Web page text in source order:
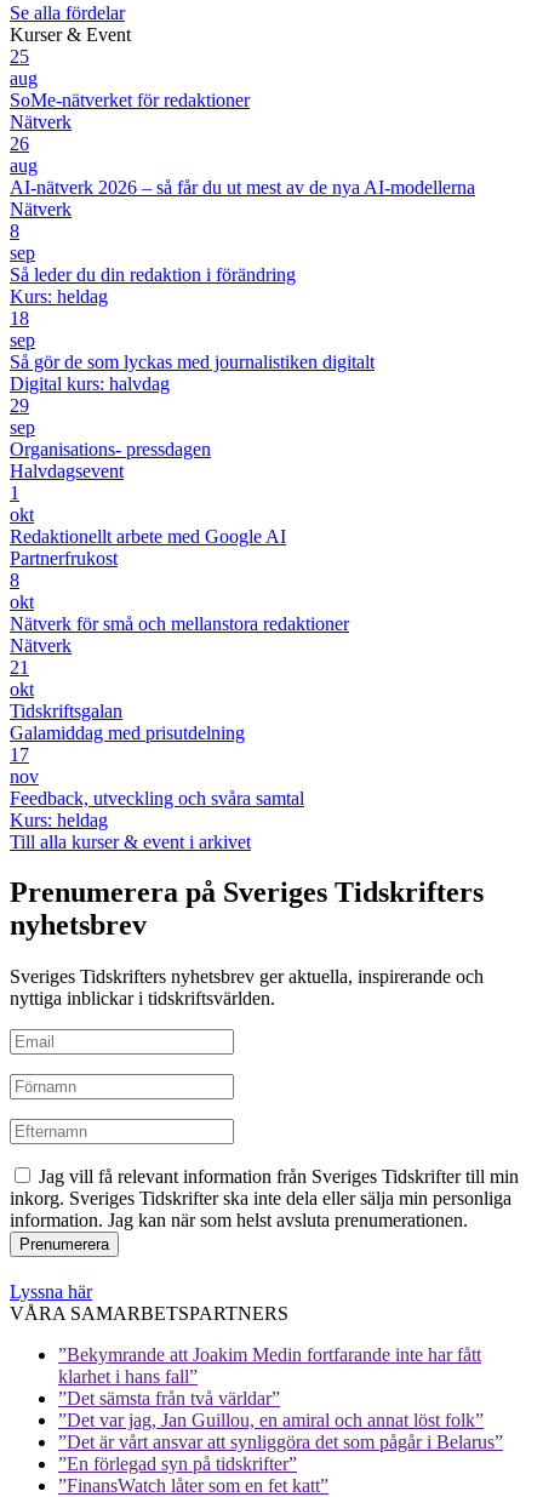
Se alla fördelar
Kurser & Event
25
aug
SoMe-nätverket för redaktioner
Nätverk
26
aug
AI-nätverk 2026 – så får du ut mest av de nya AI-modellerna
Nätverk
8
sep
Så leder du din redaktion i förändring
Kurs: heldag
18
sep
Så gör de som lyckas med journalistiken digitalt
Digital kurs: halvdag
29
sep
Organisations- pressdagen
Halvdagsevent
1
okt
Redaktionellt arbete med Google AI
Partnerfrukost
8
okt
Nätverk för små och mellanstora redaktioner
Nätverk
21
okt
Tidskriftsgalan
Galamiddag med prisutdelning
17
nov
Feedback, utveckling och svåra samtal
Kurs: heldag
Till alla kurser & event i arkivet
Prenumerera på Sveriges Tidskrifters
nyhetsbrev
Sveriges Tidskrifters nyhetsbrev ger aktuella, inspirerande och
nyttiga inblickar i tidskriftsvärlden.
Jag vill få relevant information från Sveriges Tidskrifter till min
inkorg. Sveriges Tidskrifter ska inte dela eller sälja min personliga
information. Jag kan när som helst avsluta prenumerationen.
Lyssna här
VÅRA SAMARBETSPARTNERS
”Bekymrande att Joakim Medin fortfarande inte har fått
klarhet i hans fall”
”Det sämsta från två världar”
”Det var jag, Jan Guillou, en amiral och annat löst folk”
”Det är vårt ansvar att synliggöra det som pågår i Belarus”
”En förlegad syn på tidskrifter”
”FinansWatch låter som en fet katt”